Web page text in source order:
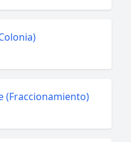
(Fraccionamiento)